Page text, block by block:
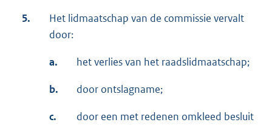
5.
Het lidmaatschap van de commissie vervalt
door:
a. het verlies van het raadslidmaatschap;
b. door ontslagname;
c.
door een met redenen omkleed besluit